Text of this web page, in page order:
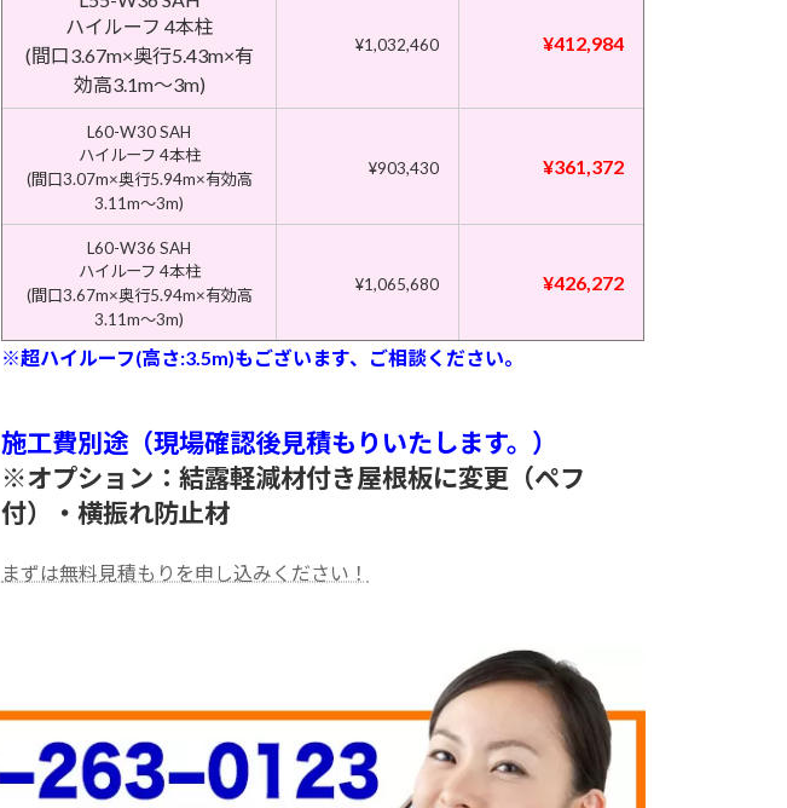
ハイルーフ 4本柱
(間口3.67m×奥行5.43m×有
効高3.1m〜3m)
¥1,032,460 ¥412,984
L60-W30 SAH
ハイルーフ 4本柱
(間口3.07m×奥行5.94m×有効高
3.11m〜3m)
¥903,430 ¥361,372
L60-W36 SAH
ハイルーフ 4本柱
(間口3.67m×奥行5.94m×有効高
3.11m〜3m)
¥1,065,680 ¥426,272
※超ハイルーフ(高さ:3.5m)もございます、ご相談ください。
施工費別途（現場確認後見積もりいたします。）
※オプション：結露軽減材付き屋根板に変更（ペフ
付）・横振れ防止材
まずは無料見積もりを申し込みください！